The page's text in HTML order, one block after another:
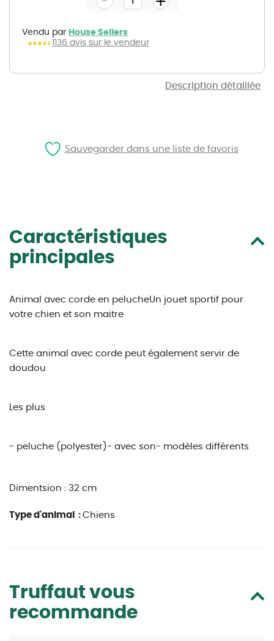
Description détaillée
gallery
Vendu par House Sellers
1136 avis sur le vendeur
Caractéristiques
principales
Animal avec corde en pelucheUn jouet sportif pour
votre chien et son maitre
Cette animal avec corde peut également servir de
doudou
Les plus
- peluche (polyester)- avec son- modèles différents
Dimentsion : 32 cm
Type d'animal : Chiens
Truffaut vous
recommande
Sauvegarder dans une liste de favoris